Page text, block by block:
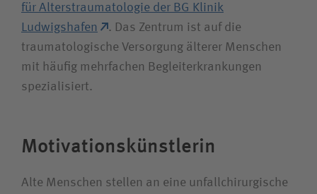
für Alterstraumatologie der BG Klinik
Ludwigshafen
. Das Zentrum ist auf die
traumatologische Versorgung älterer Menschen
mit häufig mehrfachen Begleiterkrankungen
spezialisiert.
Motivationskünstlerin
Alte Menschen stellen an eine unfallchirurgische